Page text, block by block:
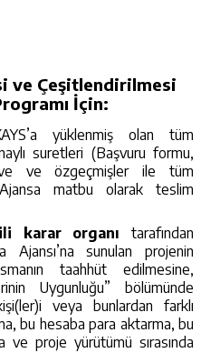
ve Çeşitlendirilmesi
İçin:
yüklenmiş olan tüm
suretleri (Başvuru formu,
ve özgeçmişler ile tüm
matbu olarak teslim
karar organı tarafından
Ajansı’na sunulan projenin
taahhüt edilmesine,
Uygunluğu” bölümünde
veya bunlardan farklı
bu hesaba para aktarma, bu
ve proje yürütümü sırasında